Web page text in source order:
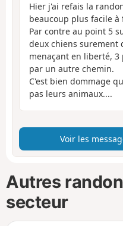
Hier j'ai refais la
beaucoup plus facile
Par contre au point 5
deux chiens surement
menaçant en liberté,
par un autre chemin.
C'est bien dommage
pas leurs animaux....
Voir les
Autres
secteur